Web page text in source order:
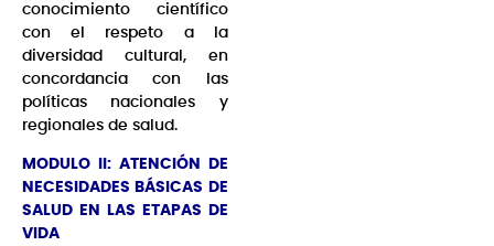
conocimiento científico
con el respeto a la
diversidad cultural, en
concordancia con las
políticas nacionales y
regionales de salud.
MODULO II: ATENCIÓN DE
NECESIDADES BÁSICAS DE
SALUD EN LAS ETAPAS DE
VIDA